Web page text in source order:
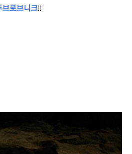
브로브니크!!